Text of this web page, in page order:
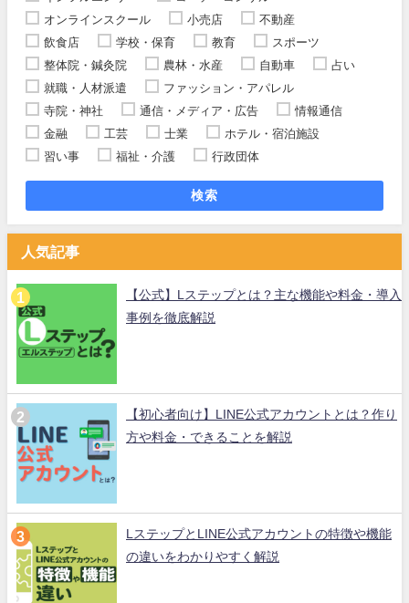
オンラインスクール
小売店
不動産
飲食店
学校・保育 教育
スポーツ
整体院・鍼灸院
農林・水産 自動車
占い
就職・人材派遣
ファッション・アパレル
寺院・神社
通信・メディア・広告
情報通信
金融
工芸 士業
ホテル・宿泊施設
習い事
福祉・介護 行政団体
検索
人気記事
【公式】Lステップとは？主な機能や料金・導入
事例を徹底解説
【初心者向け】LINE公式アカウントとは？作り
方や料金・できることを解説
LステップとLINE公式アカウントの特徴や機能
の違いをわかりやすく解説